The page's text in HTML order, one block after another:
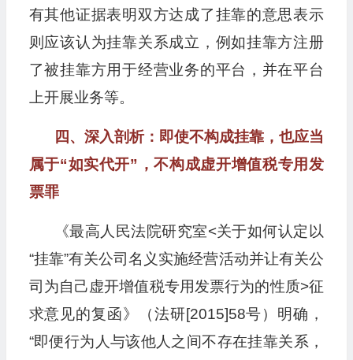
有其他证据表明双方达成了挂靠的意思表示
则应该认为挂靠关系成立，例如挂靠方注册
了被挂靠方用于经营业务的平台，并在平台
上开展业务等。
四、深入剖析：即使不构成挂靠，也应当
属于“如实代开”，不构成虚开增值税专用发
票罪
《最高人民法院研究室<关于如何认定以
“挂靠”有关公司名义实施经营活动并让有关公
司为自己虚开增值税专用发票行为的性质>征
求意见的复函》（法研[2015]58号）明确，
“即便行为人与该他人之间不存在挂靠关系，